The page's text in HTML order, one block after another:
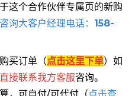
这个合作伙伴专属页的新购
询大客户经理电话： 158-
买订单（点击这里下单） 如
直接联系我方客服咨询。
，可自付/可代付（点击查